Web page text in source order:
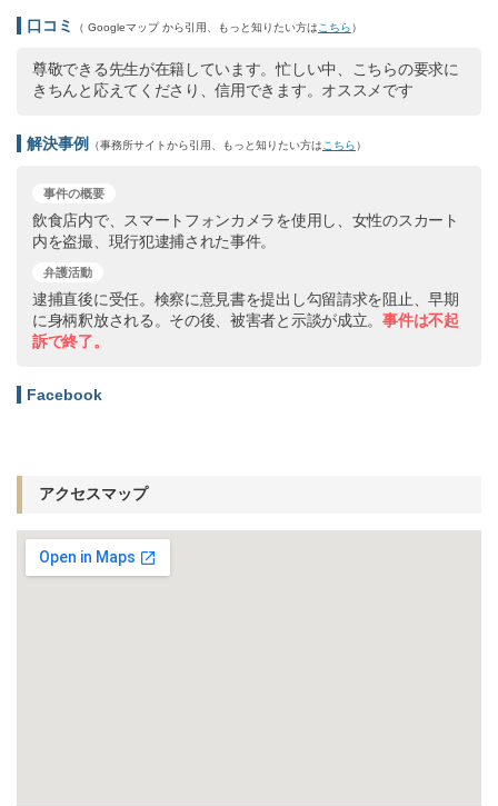
口コミ （ Googleマップ から引用、もっと知りたい方はこちら）
尊敬できる先生が在籍しています。忙しい中、こちらの要求に
きちんと応えてくださり、信用できます。オススメです
解決事例 （事務所サイトから引用、もっと知りたい方はこちら）
事件の概要
飲食店内で、スマートフォンカメラを使用し、女性のスカート
内を盗撮、現行犯逮捕された事件。
弁護活動
逮捕直後に受任。検察に意見書を提出し勾留請求を阻止、早期
に身柄釈放される。その後、被害者と示談が成立。事件は不起
訴で終了。
Facebook
アクセスマップ